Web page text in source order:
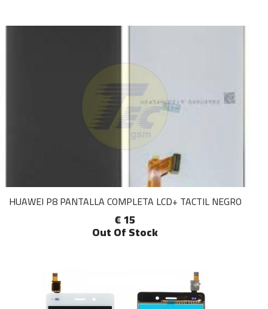
HUAWEI P8 PANTALLA COMPLETA LCD+ TACTIL NEGRO
€ 15
Out Of Stock